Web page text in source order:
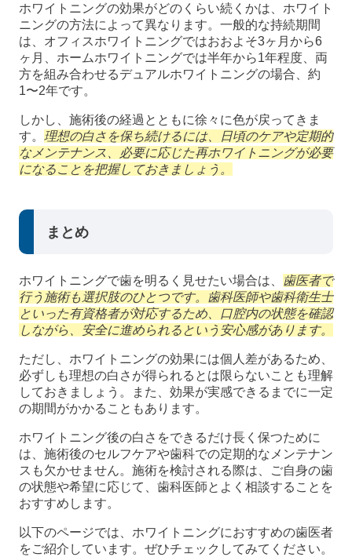
ホワイトニングの効果がどのくらい続くかは、ホワイト
ニングの方法によって異なります。一般的な持続期間
は、オフィスホワイトニングではおおよそ3ヶ月から6
ヶ月、ホームホワイトニングでは半年から1年程度、両
方を組み合わせるデュアルホワイトニングの場合、約
1〜2年です。
しかし、施術後の経過とともに徐々に色が戻ってきま
す。 理想の白さを保ち続けるには、日頃のケアや定期的
なメンテナンス、必要に応じた再ホワイトニングが必要
になることを把握しておきましょう。
まとめ
ホワイトニングで歯を明るく見せたい場合は、
歯医者で
行う施術も選択肢のひとつです。歯科医師や歯科衛生士
といった有資格者が対応するため、口腔内の状態を確認
しながら、安全に進められるという安心感があります。
ただし、ホワイトニングの効果には個人差があるため、
必ずしも理想の白さが得られるとは限らないことも理解
しておきましょう。また、効果が実感できるまでに一定
の期間がかかることもあります。
ホワイトニング後の白さをできるだけ長く保つために
は、施術後のセルフケアや歯科での定期的なメンテナン
スも欠かせません。施術を検討される際は、ご自身の歯
の状態や希望に応じて、歯科医師とよく相談することを
おすすめします。
以下のページでは、ホワイトニングにおすすめの歯医者
をご紹介しています。ぜひチェックしてみてください。